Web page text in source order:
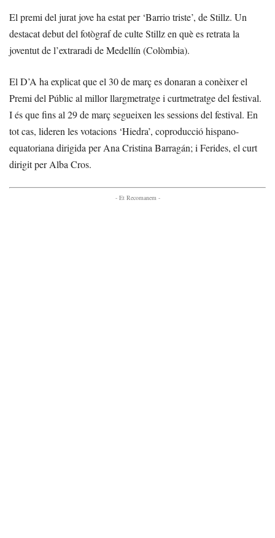
El premi del jurat jove ha estat per ‘Barrio triste’, de Stillz. Un
destacat debut del fotògraf de culte Stillz en què es retrata la
joventut de l’extraradi de Medellín (Colòmbia).
El D’A ha explicat que el 30 de març es donaran a conèixer el
Premi del Públic al millor llargmetratge i curtmetratge del festival.
I és que fins al 29 de març segueixen les sessions del festival. En
tot cas, lideren les votacions ‘Hiedra’, coproducció hispano-
equatoriana dirigida per Ana Cristina Barragán; i Ferides, el curt
dirigit per Alba Cros.
- Et Recomanem -